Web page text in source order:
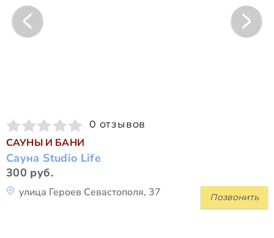
0 отзывов
САУНЫ И БАНИ
Сауна Studio Life
300 руб.
Позвонить
улица Героев Севастополя, 37